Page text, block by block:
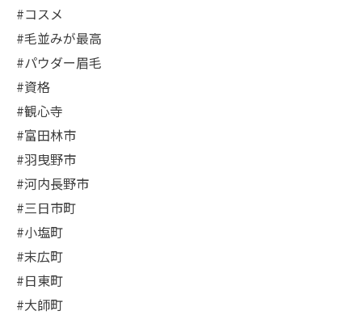
#コスメ
#毛並みが最高
#パウダー眉毛
#資格
#観心寺
#富田林市
#羽曳野市
#河内長野市
#三日市町
#小塩町
#末広町
#日東町
#大師町